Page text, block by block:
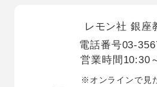
レモン社 銀座
電話番号03-
営業時間 10:30
※オンラインで見